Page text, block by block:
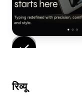
रिव्यू